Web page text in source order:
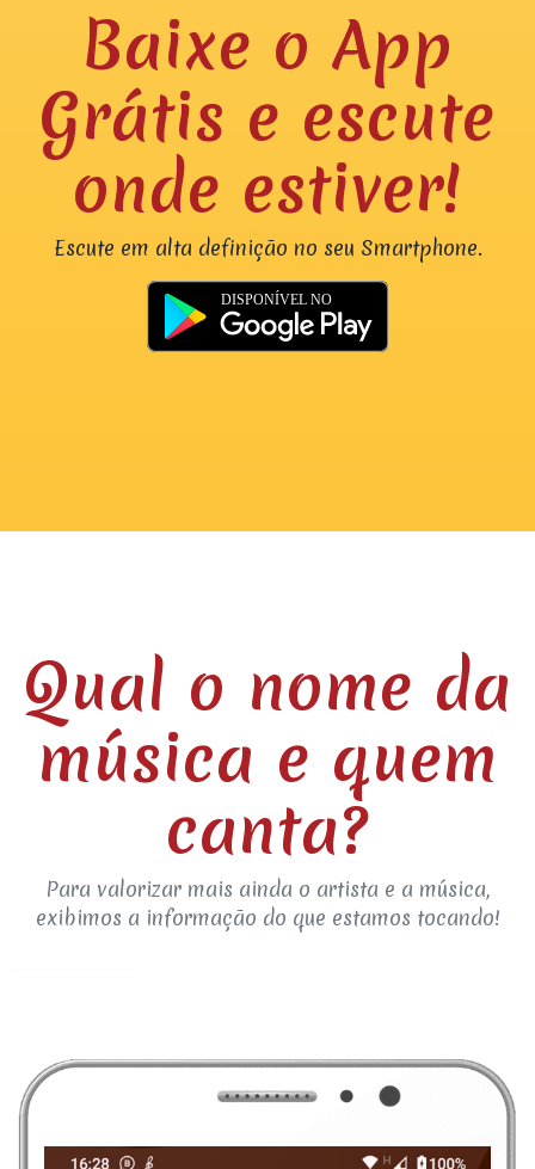
Baixe o App
Grátis e escute
onde estiver!
Escute em alta definição no seu Smartphone.
Qual o nome da
música e quem
canta?
Para valorizar mais ainda o artista e a música,
exibimos a informação do que estamos tocando!